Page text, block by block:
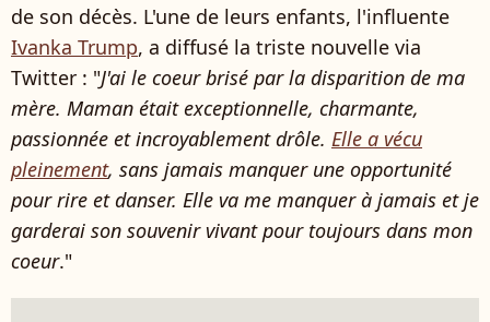
de son décès. L'une de leurs enfants, l'influente
Ivanka Trump, a diffusé la triste nouvelle via
Twitter : "J'ai le coeur brisé par la disparition de ma
mère. Maman était exceptionnelle, charmante,
passionnée et incroyablement drôle. Elle a vécu
pleinement, sans jamais manquer une opportunité
pour rire et danser. Elle va me manquer à jamais et je
garderai son souvenir vivant pour toujours dans mon
coeur."